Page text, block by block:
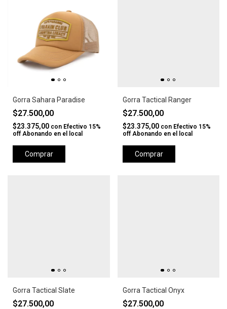
Gorra Sahara Paradise
$27.500,00
$23.375,00 con Efectivo 15%
off Abonando en el local
Comprar
Gorra Tactical Ranger
$27.500,00
$23.375,00 con Efectivo 15%
off Abonando en el local
Comprar
Gorra Tactical Slate
$27.500,00
Gorra Tactical Onyx
$27.500,00